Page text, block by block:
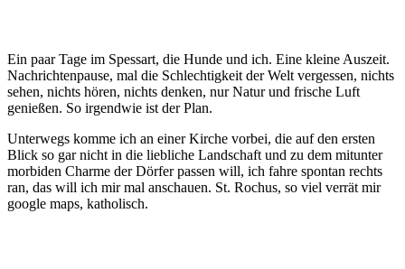
Ein paar Tage im Spessart, die Hunde und ich. Eine kleine Auszeit.
Nachrichtenpause, mal die Schlechtigkeit der Welt vergessen, nichts
sehen, nichts hören, nichts denken, nur Natur und frische Luft
genießen. So irgendwie ist der Plan.
Unterwegs komme ich an einer Kirche vorbei, die auf den ersten
Blick so gar nicht in die liebliche Landschaft und zu dem mitunter
morbiden Charme der Dörfer passen will, ich fahre spontan rechts
ran, das will ich mir mal anschauen. St. Rochus, so viel verrät mir
google maps, katholisch.